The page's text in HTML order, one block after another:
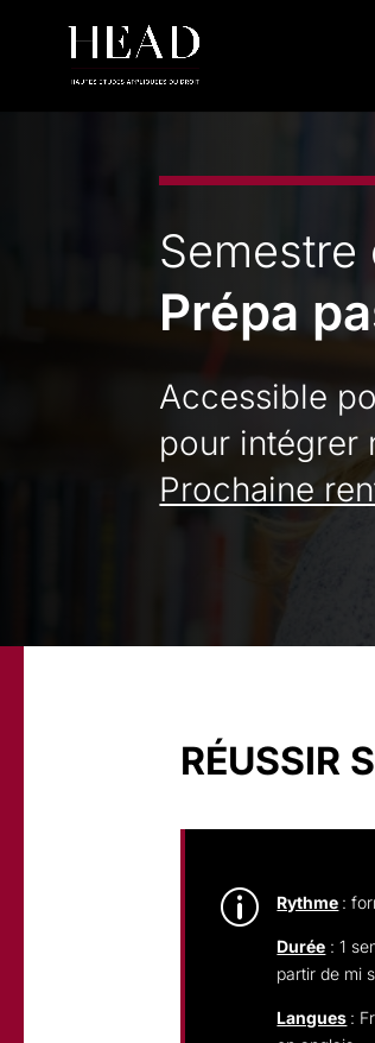
Prépa
Accessible
pour intégrer
Prochaine
RÉUSSIR
p Rythme :
Durée : 1
partir de mi
Langues :